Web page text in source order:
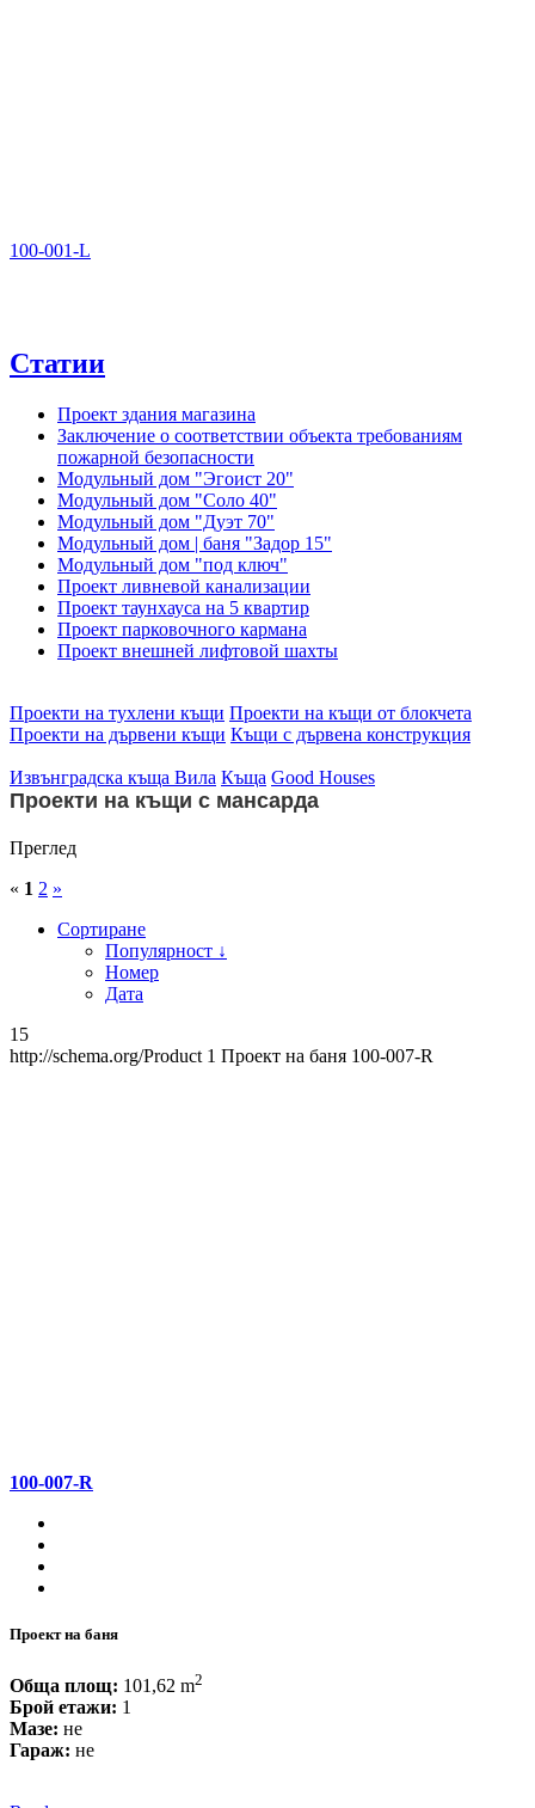
100-001-L
Статии
Проект здания магазина
Заключение о соответствии объекта требованиям
пожарной безопасности
Модульный дом "Эгоист 20"
Модульный дом "Соло 40"
Модульный дом "Дуэт 70"
Модульный дом | баня "Задор 15"
Модульный дом "под ключ"
Проект ливневой канализации
Проект таунхауса на 5 квартир
Проект парковочного кармана
Проект внешней лифтовой шахты
Проекти на тухлени къщи Проекти на къщи от блокчета
Проекти на дървени къщи Къщи с дървена конструкция
Извънградска къща Вила Къща Good Houses
Проекти на къщи с мансарда
Преглед
« 1 2 »
Сортиране
Популярност ↓
Номер
Дата
15
http://schema.org/Product 1 Проект на баня 100-007-R
100-007-R
Проект на баня
Обща площ: 101,62 m2
Брой етажи: 1
Мазе: не
Гараж: не